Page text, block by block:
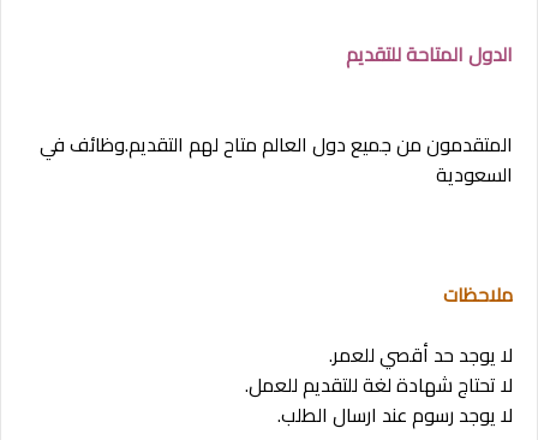
الدول المتاحة للتقديم
المتقدمون من جميع دول العالم متاح لهم التقديم.وظائف في
السعودية
ملاحظات
لا يوجد حد أقصي للعمر.
لا تحتاج شهادة لغة للتقديم للعمل.
لا يوجد رسوم عند ارسال الطلب.